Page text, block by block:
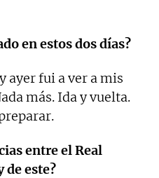
en estos dos días?
ayer fui a ver a mis
más. Ida y vuelta.
entre el Real
de este?